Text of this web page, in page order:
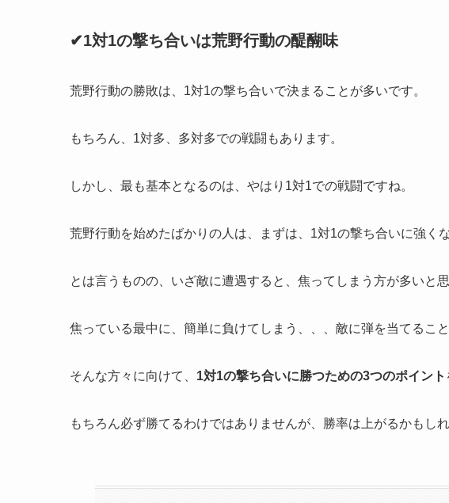
✔1対1の撃ち合いは荒野行動の醍醐味
荒野行動の勝敗は、1対1の撃ち合いで決まることが多いです。
もちろん、1対多、多対多での戦闘もあります。
しかし、最も基本となるのは、やはり1対1での戦闘ですね。
荒野行動を始めたばかりの人は、まずは、1対1の撃ち合いに強く
とは言うものの、いざ敵に遭遇すると、焦ってしまう方が多いと思
焦っている最中に、簡単に負けてしまう、、、敵に弾を当てるこ
そんな方々に向けて、 1対1の撃ち合いに勝つための3つのポイント
もちろん必ず勝てるわけではありませんが、勝率は上がるかもし